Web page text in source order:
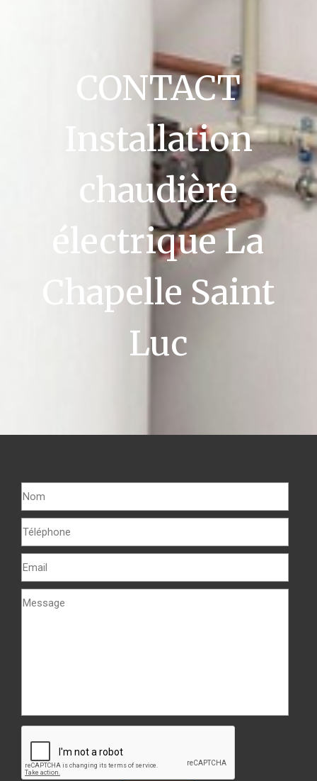
CONTACT
Installation
chaudière
électrique La
Chapelle Saint
Luc